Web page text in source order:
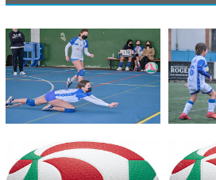
GALERÍA DE FOTOS - ENERO